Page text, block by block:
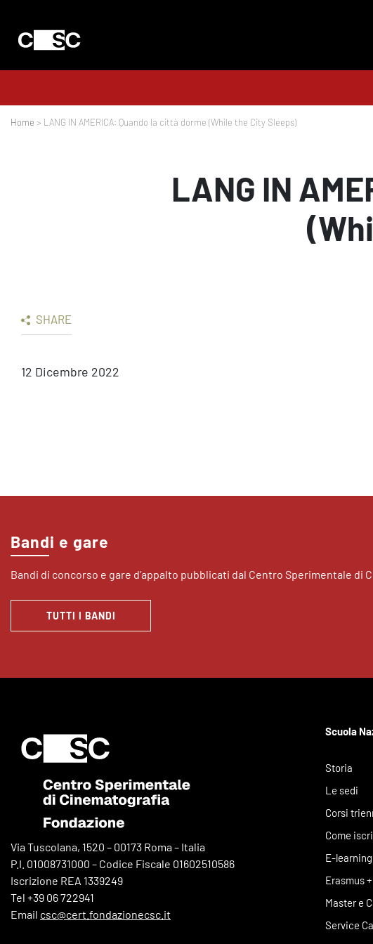
Home > LANG IN AMERICA: Quando la città dorme (While the City Sleeps)
LANG IN
SHARE
12 Dicembre 2022
Bandi e gare
Bandi di concorso e gare d’appalto pubblicati dal Centro Sperimentale di
TUTTI I BANDI
Via Tuscolana, 1520 – 00173 Roma – Italia
P.I. 01008731000 – Codice Fiscale 01602510586
Iscrizione REA 1339249
Tel +39 06 722941
Email csc@cert.fondazionecsc.it
Scuola
Storia
Le sedi
Corsi
Come
E-
Erasmus +
Master e
Service